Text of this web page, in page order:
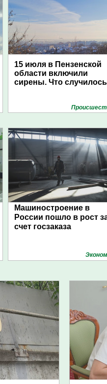
15 июля в Пензенской
области включили
сирены. Что
Машиностроение в
России пошло в рост
счет госзаказа